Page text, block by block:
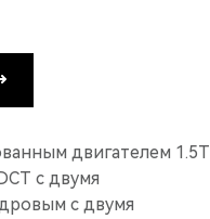
двигателем 1.5T
с двумя
с двумя